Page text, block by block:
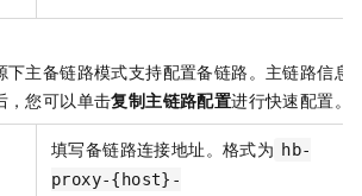
下主备链路模式支持配置备链路。主链路信息
，您可以单击复制主链路配置进行快速配置。
填写备链路连接地址。格式为 hb-
proxy-{host}-